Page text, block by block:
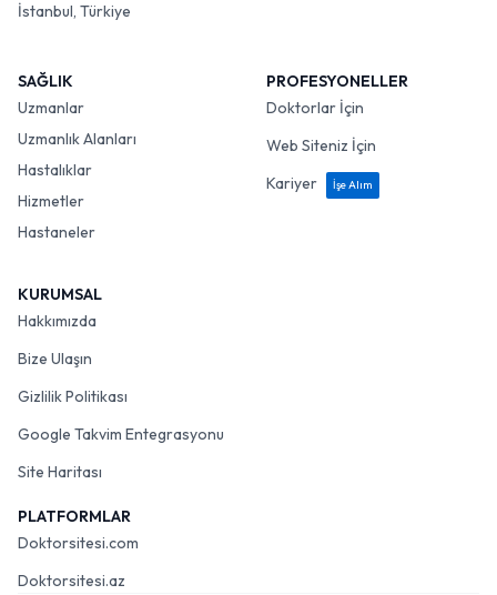
İstanbul, Türkiye
SAĞLIK
Uzmanlar
Uzmanlık Alanları
Hastalıklar
Hizmetler
Hastaneler
PROFESYONELLER
Doktorlar İçin
Web Siteniz İçin
Kariyer
İşe Alım
KURUMSAL
Hakkımızda
Bize Ulaşın
Gizlilik Politikası
Google Takvim Entegrasyonu
Site Haritası
PLATFORMLAR
Doktorsitesi.com
Doktorsitesi.az